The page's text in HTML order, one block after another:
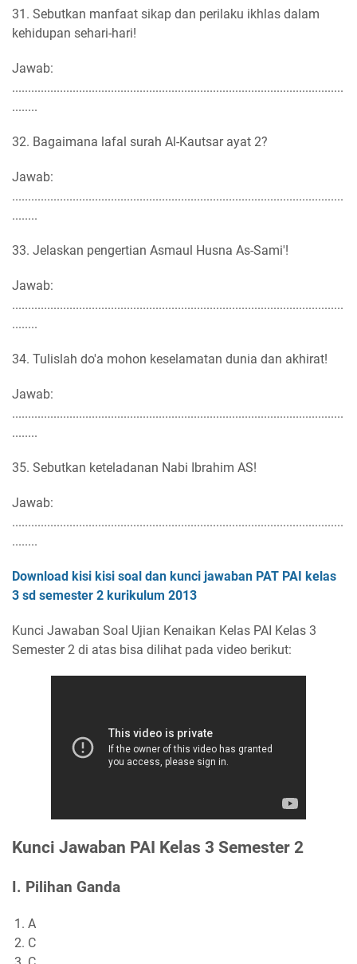
31. Sebutkan manfaat sikap dan perilaku ikhlas dalam
kehidupan sehari-hari!
Jawab:
........................................................................................................
........
32. Bagaimana lafal surah Al-Kautsar ayat 2?
Jawab:
........................................................................................................
........
33. Jelaskan pengertian Asmaul Husna As-Sami'!
Jawab:
........................................................................................................
........
34. Tulislah do'a mohon keselamatan dunia dan akhirat!
Jawab:
........................................................................................................
........
35. Sebutkan keteladanan Nabi Ibrahim AS!
Jawab:
........................................................................................................
........
Download kisi kisi soal dan kunci jawaban PAT PAI kelas
3 sd semester 2 kurikulum 2013
Kunci Jawaban Soal Ujian Kenaikan Kelas PAI Kelas 3
Semester 2 di atas bisa dilihat pada video berikut:
Kunci Jawaban PAI Kelas 3 Semester 2
I. Pilihan Ganda
A
C